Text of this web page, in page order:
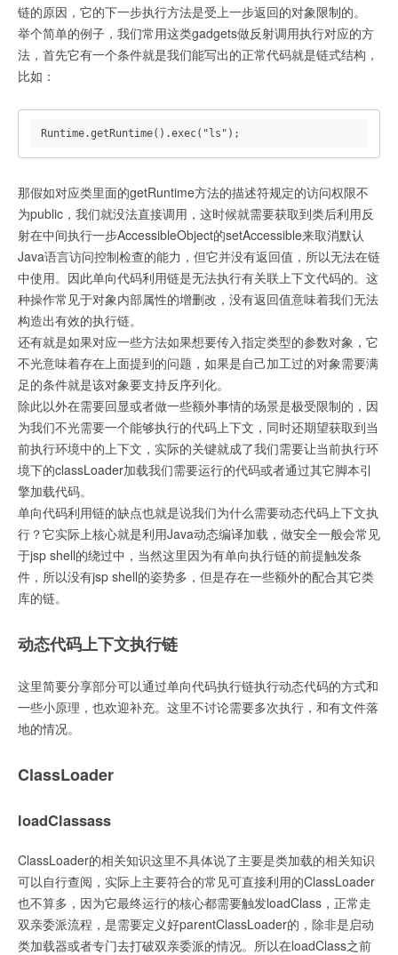
链的原因，它的下一步执行方法是受上一步返回的对象限制的。
举个简单的例子，我们常用这类gadgets做反射调用执行对应的方
法，首先它有一个条件就是我们能写出的正常代码就是链式结构，
比如：
Runtime.getRuntime().exec("ls");
那假如对应类里面的getRuntime方法的描述符规定的访问权限不
为public，我们就没法直接调用，这时候就需要获取到类后利用反
射在中间执行一步AccessibleObject的setAccessible来取消默认
Java语言访问控制检查的能力，但它并没有返回值，所以无法在链
中使用。因此单向代码利用链是无法执行有关联上下文代码的。这
种操作常见于对象内部属性的增删改，没有返回值意味着我们无法
构造出有效的执行链。
还有就是如果对应一些方法如果想要传入指定类型的参数对象，它
不光意味着存在上面提到的问题，如果是自己加工过的对象需要满
足的条件就是该对象要支持反序列化。
除此以外在需要回显或者做一些额外事情的场景是极受限制的，因
为我们不光需要一个能够执行的代码上下文，同时还期望获取到当
前执行环境中的上下文，实际的关键就成了我们需要让当前执行环
境下的classLoader加载我们需要运行的代码或者通过其它脚本引
擎加载代码。
单向代码利用链的缺点也就是说我们为什么需要动态代码上下文执
行？它实际上核心就是利用Java动态编译加载，做安全一般会常见
于jsp shell的绕过中，当然这里因为有单向执行链的前提触发条
件，所以没有jsp shell的姿势多，但是存在一些额外的配合其它类
库的链。
动态代码上下文执行链
这里简要分享部分可以通过单向代码执行链执行动态代码的方式和
一些小原理，也欢迎补充。这里不讨论需要多次执行，和有文件落
地的情况。
ClassLoader
loadClassass
ClassLoader的相关知识这里不具体说了主要是类加载的相关知识
可以自行查阅，实际上主要符合的常见可直接利用的ClassLoader
也不算多，因为它最终运行的核心都需要触发loadClass，正常走
双亲委派流程，是需要定义好parentClassLoader的，除非是启动
类加载器或者专门去打破双亲委派的情况。所以在loadClass之前